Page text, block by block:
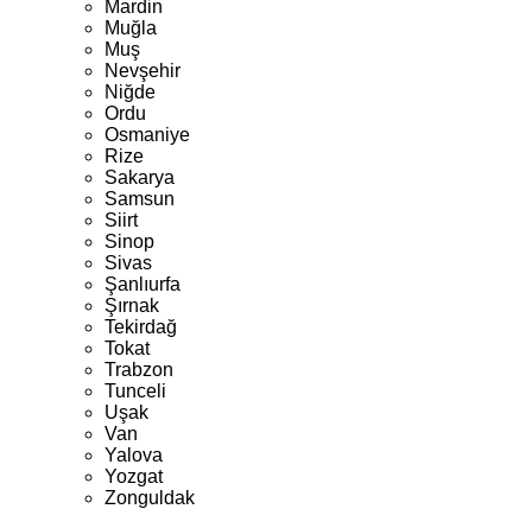
Mardin
Muğla
Muş
Nevşehir
Niğde
Ordu
Osmaniye
Rize
Sakarya
Samsun
Siirt
Sinop
Sivas
Şanlıurfa
Şırnak
Tekirdağ
Tokat
Trabzon
Tunceli
Uşak
Van
Yalova
Yozgat
Zonguldak